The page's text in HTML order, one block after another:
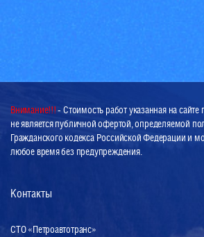
Внимание!!!- Стоимость работ указанная на сайте
не является публичной офертой, определяемой
Гражданского кодекса Российской Федерации и
любое время без предупреждения.
Контакты
СТО «Петроавтотранс»